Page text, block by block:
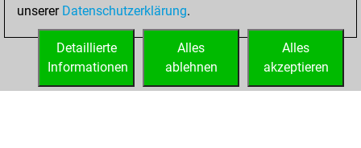
You created
your Fritz account
unserer Datenschutzerklärung.
Alles
akzeptieren
Alles
ablehnen
Detaillierte
Informationen